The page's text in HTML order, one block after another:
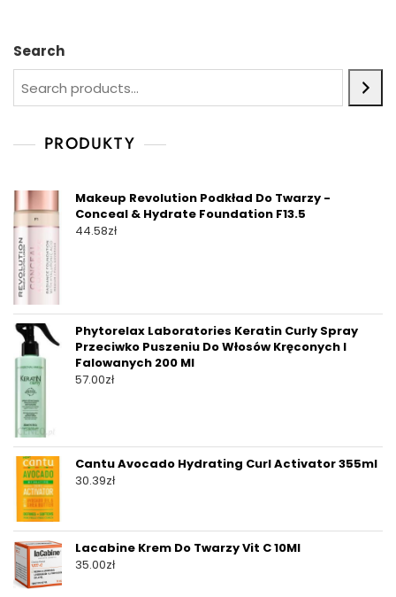
Search
PRODUKTY
Makeup Revolution Podkład Do Twarzy -
Conceal & Hydrate Foundation F13.5
44.58zł
Phytorelax Laboratories Keratin Curly Spray
Przeciwko Puszeniu Do Włosów Kręconych I
Falowanych 200 Ml
57.00zł
Cantu Avocado Hydrating Curl Activator 355ml
30.39zł
Lacabine Krem Do Twarzy Vit C 10Ml
35.00zł